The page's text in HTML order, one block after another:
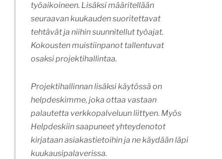
työaikoineen. Lisäksi määritellään
seuraavan kuukauden suoritettavat
tehtävät ja niihin suunnitellut työajat.
Kokousten muistiinpanot tallentuvat
osaksi projektihallintaa.
Projektihallinnan lisäksi käytössä on
helpdeskimme, joka ottaa vastaan
palautetta verkkopalveluun liittyen. Myös
Helpdeskiin saapuneet yhteydenotot
kirjataan asiakastietoihin ja ne käydään läpi
kuukausipalaverissa.